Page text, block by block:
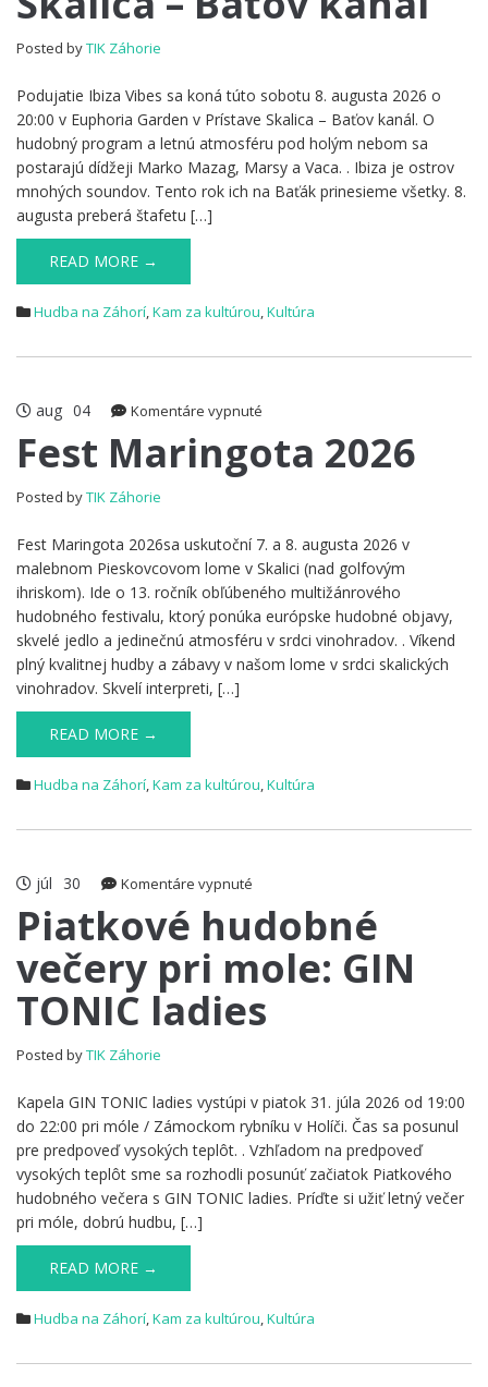
Prístave
kanál
Posted byTIK Záhorie
Podujatie Ibiza Vibes sa koná túto sobotu 8. augusta 2026 o
20:00 v Euphoria Garden v Prístave Skalica – Baťov kanál. O
hudobný program a letnú atmosféru pod holým nebom sa
postarajú dídžeji Marko Mazag, Marsy a Vaca. . Ibiza je ostrov
mnohých soundov. Tento rok ich na Baťák prinesieme všetky. 8.
augusta preberá štafetu […]
READ MORE →
Hudba na Záhorí,Kam za kultúrou,Kultúra
aug 04 Komentáre vypnuté
Maringota
Fest Maringota 2026
Posted byTIK Záhorie
Fest Maringota 2026sa uskutoční 7. a 8. augusta 2026 v
malebnom Pieskovcovom lome v Skalici (nad golfovým
ihriskom). Ide o 13. ročník obľúbeného multižánrového
hudobného festivalu, ktorý ponúka európske hudobné objavy,
skvelé jedlo a jedinečnú atmosféru v srdci vinohradov. . Víkend
plný kvalitnej hudby a zábavy v našom lome v srdci skalických
vinohradov. Skvelí interpreti, […]
READ MORE →
Hudba na Záhorí,Kam za kultúrou,Kultúra
júl 30 Komentáre vypnuté
hudobné
večery
pri
GIN
Piatkové hudobné
večery pri mole: GIN
TONIC ladies
Posted byTIK Záhorie
Kapela GIN TONIC ladies vystúpi v piatok 31. júla 2026 od 19:00
do 22:00 pri móle / Zámockom rybníku v Holíči. Čas sa posunul
pre predpoveď vysokých teplôt. . Vzhľadom na predpoveď
vysokých teplôt sme sa rozhodli posunúť začiatok Piatkového
hudobného večera s GIN TONIC ladies. Príďte si užiť letný večer
pri móle, dobrú hudbu, […]
READ MORE →
Hudba na Záhorí,Kam za kultúrou,Kultúra